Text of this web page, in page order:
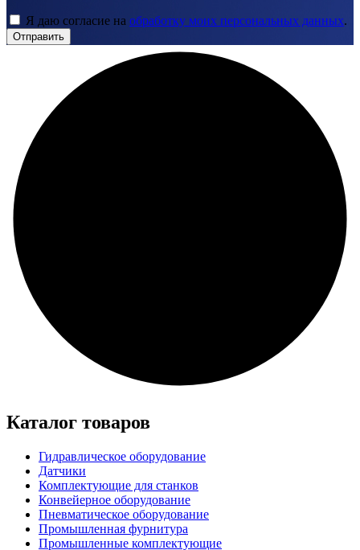
Я даю согласие на обработку моих персональных данных.
Отправить
Каталог товаров
Гидравлическое оборудование
Датчики
Комплектующие для станков
Конвейерное оборудование
Пневматическое оборудование
Промышленная фурнитура
Промышленные комплектующие